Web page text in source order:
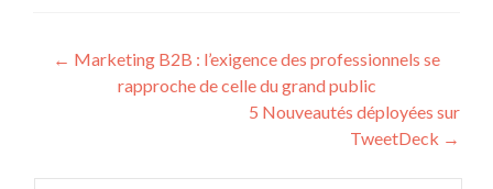
Post navigation
← Marketing B2B : l’exigence des professionnels se
rapproche de celle du grand public
5 Nouveautés déployées sur
TweetDeck →